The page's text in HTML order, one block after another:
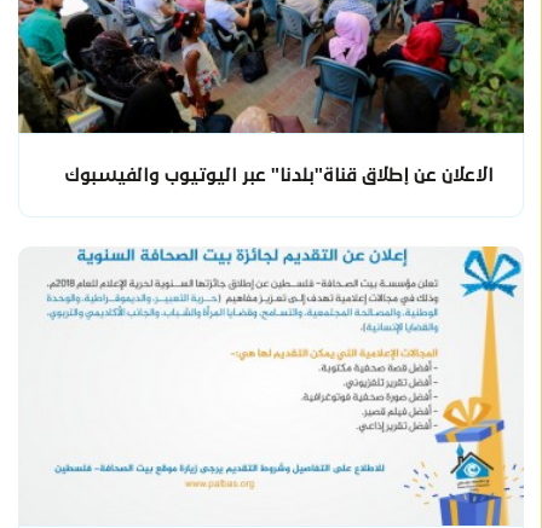
الاعلان عن إطلاق قناة"بلدنا" عبر اليوتيوب والفيسبوك